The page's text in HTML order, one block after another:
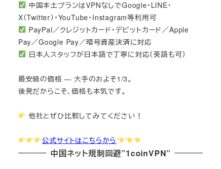
中国本土プランはVPNなしでGoogle・LINE・
X（Twitter）・YouTube・Instagram等利用可
PayPal／クレジットカード・デビットカード／Apple
Pay／Google Pay／暗号資産決済に対応
日本人スタッフが日本語で丁寧に対応（英語も可）
最安級の価格 — 大手のおよそ1/3。
後発だからこそ、価格も本気です。
他社とぜひ比較してみてください！
公式サイトはこちらから
中国ネット規制回避”1coinVPN”